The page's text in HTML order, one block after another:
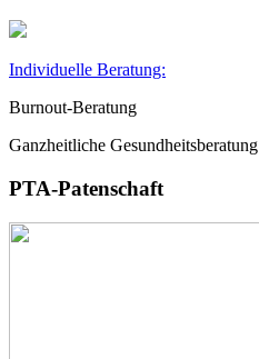
Individuelle Beratung:
Burnout-Beratung
Ganzheitliche Gesundheitsberatung
PTA-Patenschaft